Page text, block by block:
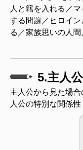
人と籍を入れる／
する問題／ヒロイ
る／家族思いの人間
5.主人公
主人公から見た場
人公の特別な関係性